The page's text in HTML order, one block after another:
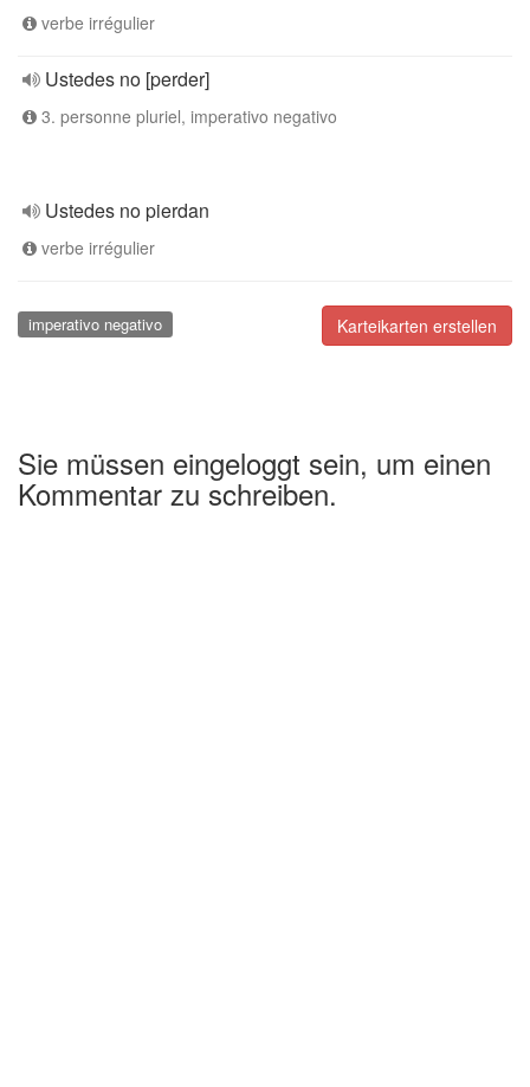
verbe irrégulier
Ustedes no [perder]
3. personne pluriel, imperativo negativo
Ustedes no pierdan
verbe irrégulier
Karteikarten erstellen
imperativo negativo
Sie müssen eingeloggt sein, um einen
Kommentar zu schreiben.